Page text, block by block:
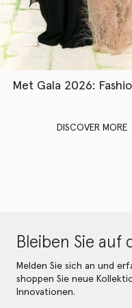
Met Gala 2026:
DISCOVER MORE
Bleiben Sie auf
Melden Sie sich an und
shoppen Sie neue
Innovationen.